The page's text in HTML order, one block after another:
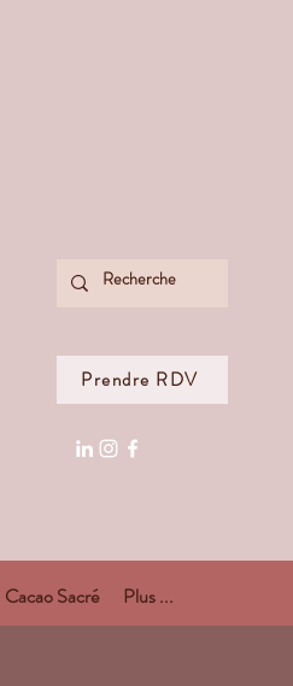
Prendre RDV
Cacao Sacré Plus ...